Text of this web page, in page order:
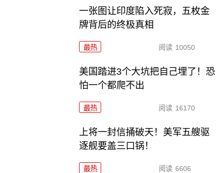
一张图让印度陷入死寂，五枚金
牌背后的终极真相
最热 阅读 10050
美国踏进3个大坑把自己埋了！恐
怕一个都爬不出
最热 阅读 16170
上将一封信捅破天！美军五艘驱
逐舰要盖三口锅！
最热 阅读 6606